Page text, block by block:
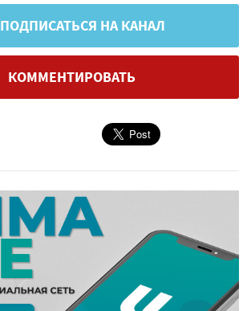
ПОДПИСАТЬСЯ НА КАНАЛ
КОММЕНТИРОВАТЬ